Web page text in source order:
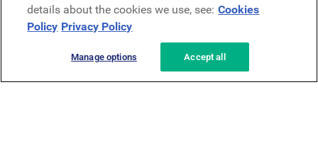
Datenschutzerklärung Rechtliches AGB
details about the cookies we use, see: Cookies
Policy Privacy Policy
Manage options Accept all